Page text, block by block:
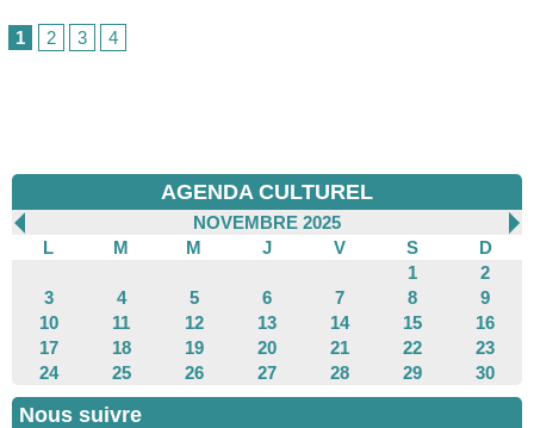
1 2 3 4
AGENDA CULTUREL
NOVEMBRE 2025
L
M M J V S
D
1
2
3
4 5 6 7 8
9
10
11 12 13 14 15
16
17
18 19 20 21 22
23
24
25 26 27 28 29 30
Nous suivre